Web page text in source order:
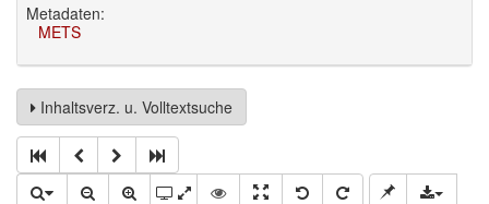
Metadaten:
METS
Inhaltsverz. u. Volltextsuche